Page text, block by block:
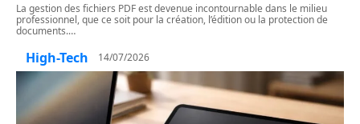
La gestion des fichiers PDF est devenue incontournable dans le milieu
professionnel, que ce soit pour la création, l’édition ou la protection de
documents.…
High-Tech 14/07/2026